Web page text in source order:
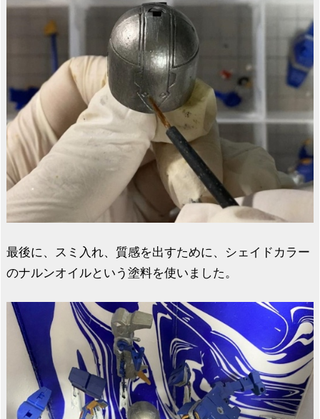
最後に、スミ入れ、質感を出すために、シェイドカラー
のナルンオイルという塗料を使いました。